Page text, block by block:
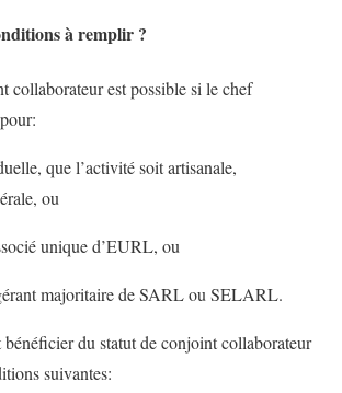
à remplir ?
collaborateur est possible si le chef
que l’activité soit artisanale,
ou
unique d’EURL, ou
majoritaire de SARL ou SELARL.
du statut de conjoint collaborateur
suivantes: